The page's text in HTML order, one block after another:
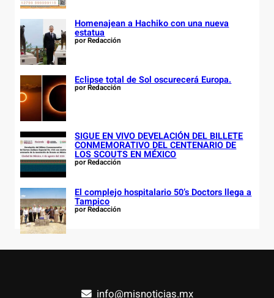
Homenajean a Hachiko con una nueva
estatua
por Redacción
Eclipse total de Sol oscurecerá Europa.
por Redacción
SIGUE EN VIVO DEVELACIÓN DEL BILLETE
CONMEMORATIVO DEL CENTENARIO DE
LOS SCOUTS EN MÉXICO
por Redacción
El complejo hospitalario 50’s Doctors llega a
Tampico
por Redacción
info@misnoticias.mx